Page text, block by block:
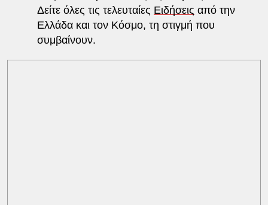
Δείτε όλες τις τελευταίες Ειδήσεις από την
Ελλάδα και τον Κόσμο, τη στιγμή που
συμβαίνουν.